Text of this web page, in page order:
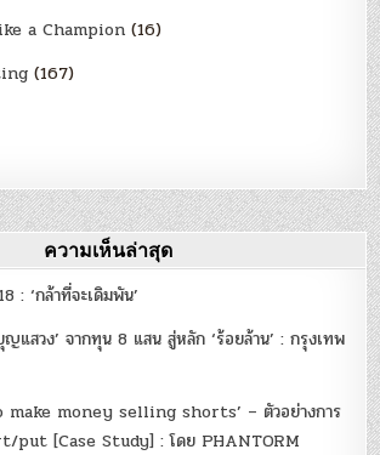
a Champion (16)
(167)
ความเห็นล่าสุด
: ‘กล้าที่จะเดิมพัน’
แสวง’ จากทุน 8 แสน สู่หลัก ‘ร้อยล้าน’ : กรุงเทพ
make money selling shorts’ – ตัวอย่างการ
put [Case Study] : โดย PHANTORM